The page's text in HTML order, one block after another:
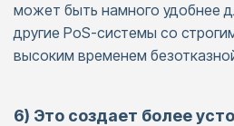
может быть намного удобнее
другие PoS-системы со
высоким временем
6) Это создает более